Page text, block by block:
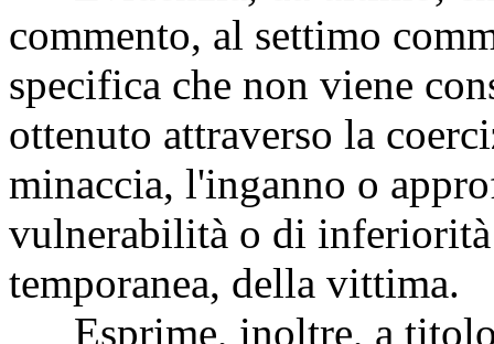
commento, al settimo
specifica che non viene
ottenuto attraverso la
minaccia, l'inganno o
vulnerabilità o di
temporanea, della vittima.
Esprime, inoltre, a titolo